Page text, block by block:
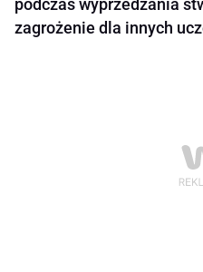
podczas wyprzedzania
zagrożenie dla innych